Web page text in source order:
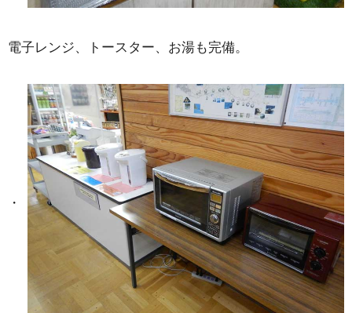
電子レンジ、トースター、お湯も完備。